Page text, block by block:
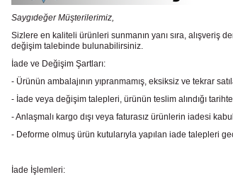
Saygıdeğer Müşterilerimiz,
Sizlere en kaliteli ürünleri sunmanın yanı sıra,
değişim talebinde bulunabilirsiniz.
İade ve Değişim Şartları:
- Ürünün ambalajının yıpranmamış, eksiksiz ve tekrar
- İade veya değişim talepleri, ürünün teslim alındığı
- Anlaşmalı kargo dışı veya faturasız ürünlerin iadesi
- Deforme olmuş ürün kutularıyla yapılan iade talepleri
İade İşlemleri: